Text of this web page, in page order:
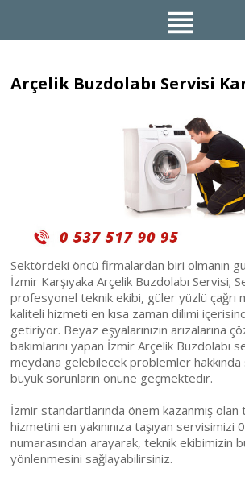
Arçelik Buzdolabı Servisi
Sektördeki öncü firmalardan biri olmanın
İzmir Karşıyaka Arçelik Buzdolabı Servisi;
profesyonel teknik ekibi, güler yüzlü çağrı
kaliteli hizmeti en kısa zaman dilimi
getiriyor. Beyaz eşyalarınızın arızalarına
bakımlarını yapan İzmir Arçelik Buzdolabı
meydana gelebilecek problemler
büyük sorunların önüne geçmektedir.
İzmir standartlarında önem kazanmış
hizmetini en yakınınıza taşıyan
numarasından arayarak, teknik ekibimizin
yönlenmesini sağlayabilirsiniz.